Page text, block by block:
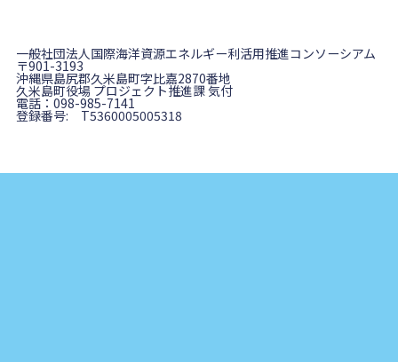
一般社団法人国際海洋資源エネルギー利活用推進コンソーシアム
〒901-3193
沖縄県島尻郡久米島町字比嘉2870番地
久米島町役場 プロジェクト推進課 気付
電話：098-985-7141
登録番号: T5360005005318